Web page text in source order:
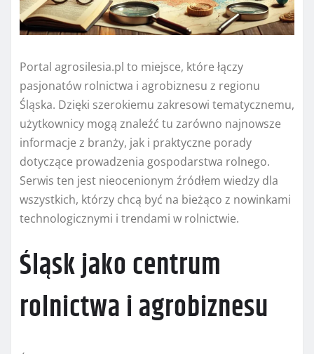
Portal agrosilesia.pl to miejsce, które łączy
pasjonatów rolnictwa i agrobiznesu z regionu
Śląska. Dzięki szerokiemu zakresowi tematycznemu,
użytkownicy mogą znaleźć tu zarówno najnowsze
informacje z branży, jak i praktyczne porady
dotyczące prowadzenia gospodarstwa rolnego.
Serwis ten jest nieocenionym źródłem wiedzy dla
wszystkich, którzy chcą być na bieżąco z nowinkami
technologicznymi i trendami w rolnictwie.
Śląsk jako centrum
rolnictwa i agrobiznesu